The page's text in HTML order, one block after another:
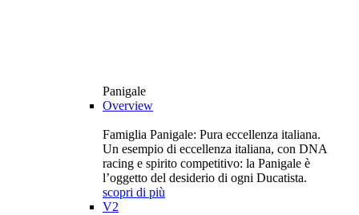
Panigale
Overview
Famiglia Panigale: Pura eccellenza italiana.
Un esempio di eccellenza italiana, con DNA
racing e spirito competitivo: la Panigale è
l’oggetto del desiderio di ogni Ducatista.
scopri di più
V2